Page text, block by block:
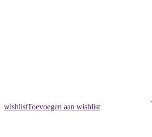
wishlistToevoegen aan wishlist